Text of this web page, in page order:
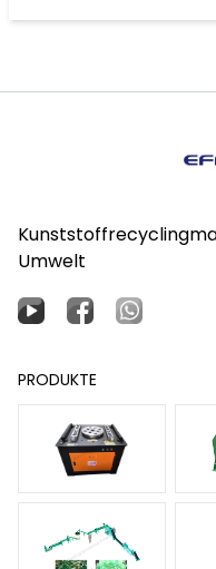
Umwelt
PRODUKTE